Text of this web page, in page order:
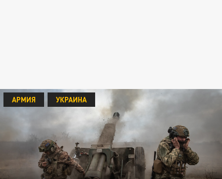
АРМИЯ УКРАИНА